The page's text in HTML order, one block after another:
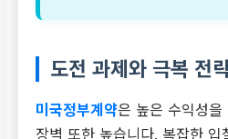
도전 과제와 극복 전
미국정부계약은 높은 수익성을
장벽 또한 높습니다. 복잡한